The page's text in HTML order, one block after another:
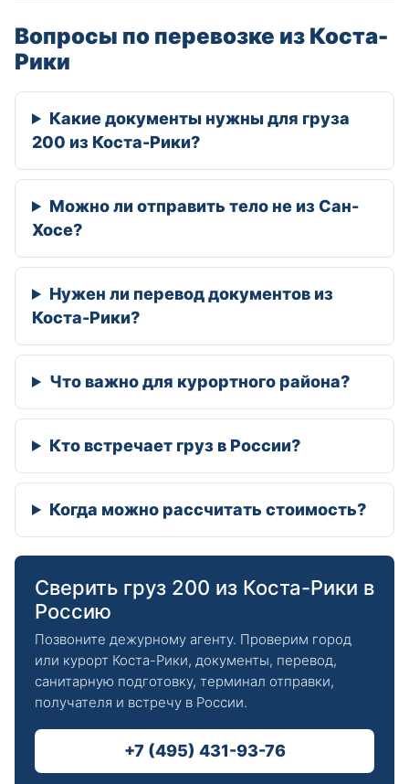
Вопросы по перевозке из Коста-
Рики
Какие документы нужны для груза
200 из Коста-Рики?
Можно ли отправить тело не из Сан-
Хосе?
Нужен ли перевод документов из
Коста-Рики?
Что важно для курортного района?
Кто встречает груз в России?
Когда можно рассчитать стоимость?
Сверить груз 200 из Коста-Рики в
Россию
Позвоните дежурному агенту. Проверим город
или курорт Коста-Рики, документы, перевод,
санитарную подготовку, терминал отправки,
получателя и встречу в России.
+7 (495) 431-93-76